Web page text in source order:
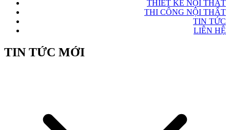
THIẾT KẾ NỘI THẤT
THI CÔNG NỘI THẤT
TIN TỨC
LIÊN HỆ
TIN TỨC MỚI